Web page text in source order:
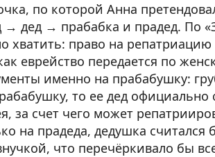
по которой Анна
→ дед → прабабка и прадед. По
хватить: право на
еврейство передается по
именно на прабабушку:
то ее дед официально
за счет чего может
на прадеда, дедушка
что перечёркивало бы